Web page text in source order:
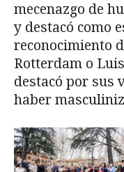
mecenazgo de
y destacó como
reconocimiento
Rotterdam o
destacó por sus
haber